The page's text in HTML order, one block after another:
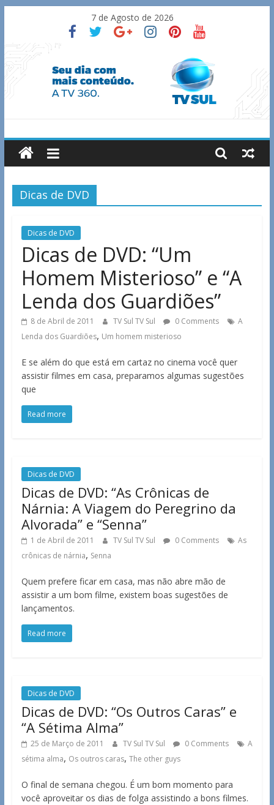
content
7 de Agosto de 2026
TV
Sul
Notícias
Guaxupé
região.
Dicas de DVD
Dicas de DVD
Dicas de DVD: “Um
Homem Misterioso” e “A
Lenda dos Guardiões”
8 de Abril de 2011 TV Sul TV Sul 0 Comments
A
Lenda dos Guardiões, Um homem misterioso
E se além do que está em cartaz no cinema você quer
assistir filmes em casa, preparamos algumas sugestões
que
Read more
Dicas de DVD
Dicas de DVD: “As Crônicas de
Nárnia: A Viagem do Peregrino da
Alvorada” e “Senna”
1 de Abril de 2011 TV Sul TV Sul 0 Comments
As
crônicas de nárnia, Senna
Quem prefere ficar em casa, mas não abre mão de
assistir a um bom filme, existem boas sugestões de
lançamentos.
Read more
Dicas de DVD
Dicas de DVD: “Os Outros Caras” e
“A Sétima Alma”
25 de Março de 2011 TV Sul TV Sul 0 Comments
A
sétima alma, Os outros caras, The other guys
O final de semana chegou. É um bom momento para
você aproveitar os dias de folga assistindo a bons filmes.